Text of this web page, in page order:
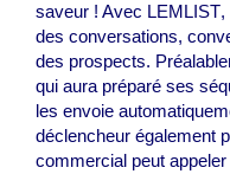
saveur ! Avec LEMLIST,
des conversations,
des prospects.
qui aura préparé ses
les envoie
déclencheur également
commercial peut